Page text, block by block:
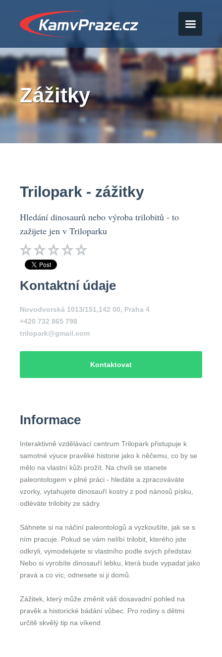
Zážitky
Trilopark - zážitky
Hledání dinosaurů nebo výroba trilobitů - to
zažijete jen v Triloparku
Kontaktní údaje
Novodvorská 1013/151,142 00, Praha 4
+420 732 865 798
trilopark@gmail.com
Kontaktovat
Informace
Interaktivně vzdělávací centrum Trilopark přistupuje k
samotné výuce pravěké historie jako k něčemu, co by se
mělo na vlastní kůži prožít. Na chvíli se stanete
paleontologem v plné práci - hledáte a zpracováváte
vzorky, vytahujete dinosauří kostry z pod nánosů písku,
odléváte trilobity ze sádry.
Sáhnete si na náčiní paleontologů a vyzkoušíte, jak se s
ním pracuje. Pokud se vám nelíbí trilobit, kterého jste
odkryli, vymodelujete si vlastního podle svých představ.
Nebo si vyrobíte dinosauří lebku, která bude vypadat jako
pravá a co víc, odnesete si ji domů.
Zážitek, který může změnit váš dosavadní pohled na
pravěk a historické bádání vůbec. Pro rodiny s dětmi
určitě skvělý tip na víkend.